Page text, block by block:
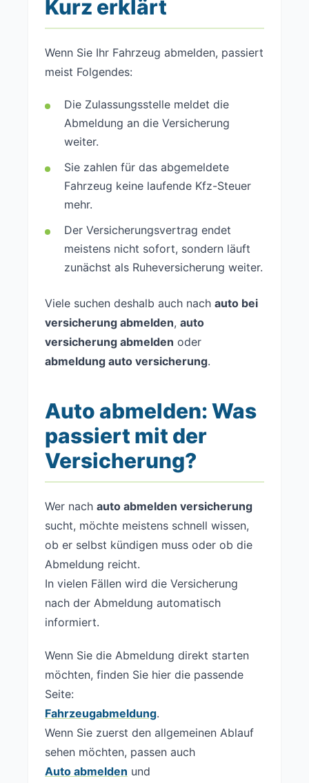
Kurz erklärt
Wenn Sie Ihr Fahrzeug abmelden, passiert
meist Folgendes:
Die Zulassungsstelle meldet die
Abmeldung an die Versicherung
weiter.
Sie zahlen für das abgemeldete
Fahrzeug keine laufende Kfz-Steuer
mehr.
Der Versicherungsvertrag endet
meistens nicht sofort, sondern läuft
zunächst als Ruheversicherung weiter.
Viele suchen deshalb auch nach auto bei
versicherung abmelden, auto
versicherung abmelden oder
abmeldung auto versicherung.
Auto abmelden: Was
passiert mit der
Versicherung?
Wer nach auto abmelden versicherung
sucht, möchte meistens schnell wissen,
ob er selbst kündigen muss oder ob die
Abmeldung reicht.
In vielen Fällen wird die Versicherung
nach der Abmeldung automatisch
informiert.
Wenn Sie die Abmeldung direkt starten
möchten, finden Sie hier die passende
Seite:
Fahrzeugabmeldung.
Wenn Sie zuerst den allgemeinen Ablauf
sehen möchten, passen auch
Auto abmelden und